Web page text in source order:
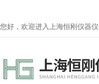
您好，欢迎进入上海恒刚仪器仪